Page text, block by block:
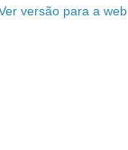
versão para a web